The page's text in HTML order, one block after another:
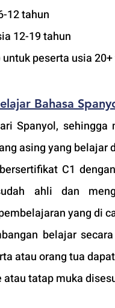
12 tahun
12-19 tahun
untuk peserta usia
Bahasa
Spanyol,
asing yang belajar
C1
ahli dan
yang di
belajar
atau orang tua
tatap muka